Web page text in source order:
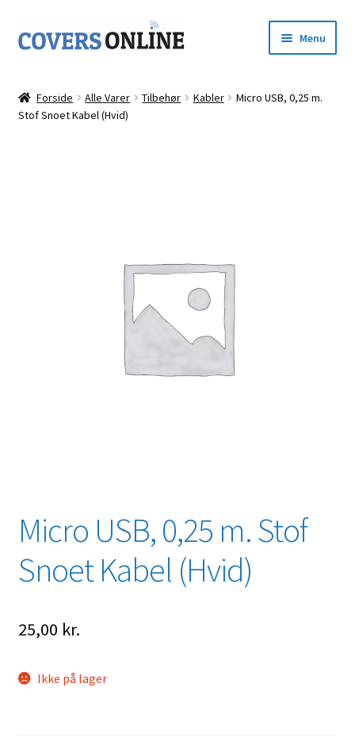
Spring
til
Spring
til
Menu
Shop
Forside Alle Varer Tilbehør Kabler
Micro USB, 0,25 m.
Stof Snoet Kabel (Hvid)
Micro USB, 0,25 m. Stof
Snoet Kabel (Hvid)
25,00 kr.
Ikke på lager